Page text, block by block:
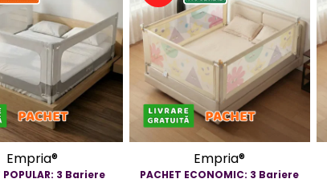
Empria®
POPULAR: 3 Bariere
Empria®
PACHET ECONOMIC: 3 Bariere